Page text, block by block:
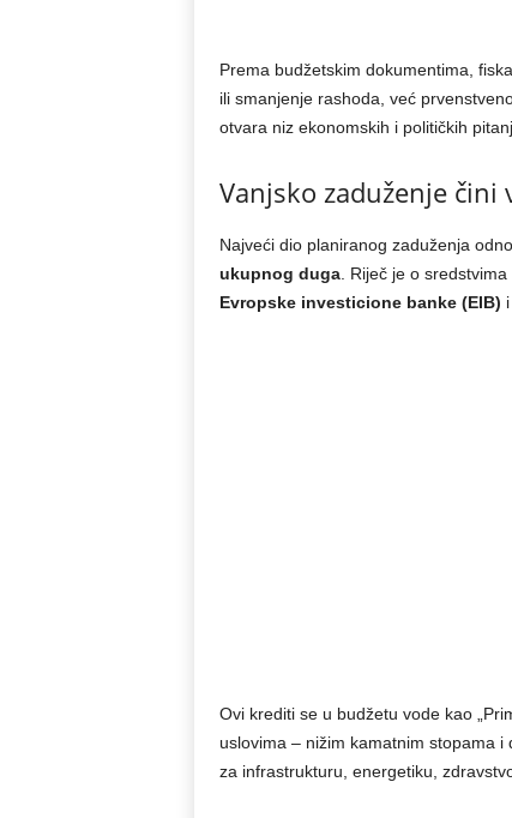
Prema budžetskim dokumentima,
ili smanjenje rashoda, već
otvara niz ekonomskih i političkih
Vanjsko zaduženje čini
Najveći dio planiranog zaduženja
ukupnog duga. Riječ je o
Evropske investicione banke (EIB) i
Ovi krediti se u budžetu vode kao
uslovima – nižim kamatnim stopama
za infrastrukturu, energetiku,